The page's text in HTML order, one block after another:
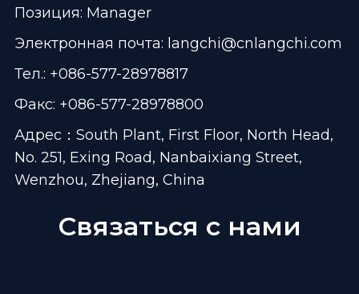
Позиция: Manager
Электронная почта: langchi@cnlangchi.com
Тел.: +086-577-28978817
Факс: +086-577-28978800
Адрес：South Plant, First Floor, North Head,
No. 251, Exing Road, Nanbaixiang Street,
Wenzhou, Zhejiang, China
Связаться с нами